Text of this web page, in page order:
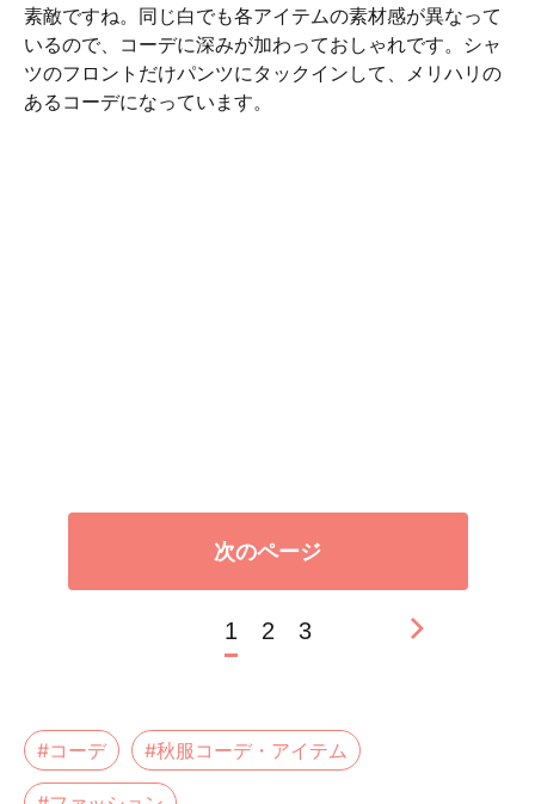
素敵ですね。同じ白でも各アイテムの素材感が異なって
いるので、コーデに深みが加わっておしゃれです。シャ
ツのフロントだけパンツにタックインして、メリハリの
あるコーデになっています。
次のページ
1 2 3
#コーデ #秋服コーデ・アイテム